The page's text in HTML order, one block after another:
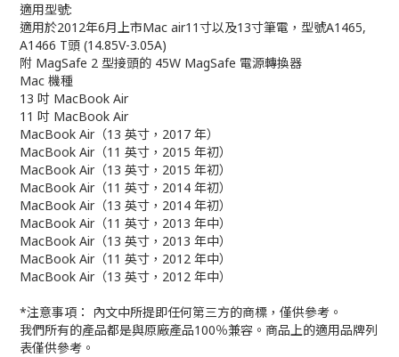
適用型號:
適用於2012年6月上市Mac air11寸以及13寸筆電，型號A1465,
A1466 T頭 (14.85V-3.05A)
附 MagSafe 2 型接頭的 45W MagSafe 電源轉換器
Mac 機種
13 吋 MacBook Air
11 吋 MacBook Air
MacBook Air（13 英寸，2017 年）
MacBook Air（11 英寸，2015 年初）
MacBook Air（13 英寸，2015 年初）
MacBook Air（11 英寸，2014 年初）
MacBook Air（13 英寸，2014 年初）
MacBook Air（11 英寸，2013 年中）
MacBook Air（13 英寸，2013 年中）
MacBook Air（11 英寸，2012 年中）
MacBook Air（13 英寸，2012 年中）
*注意事項： 內文中所提即任何第三方的商標，僅供參考。
我們所有的產品都是與原廠產品100％兼容。商品上的適用品牌列
表僅供參考。